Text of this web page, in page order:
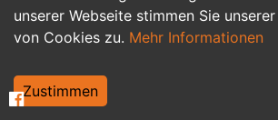
unserer Webseite stimmen Sie
von Cookies zu. Mehr Informationen
Zustimmen
Hilfskräfte, Aushilfs- und Nebenjobs
Weiterbildung, Studium, duale